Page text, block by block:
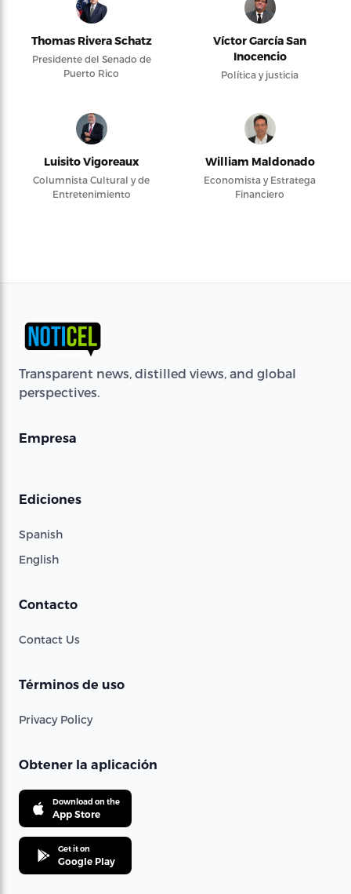
Thomas Rivera Schatz
Presidente del Senado de
Puerto Rico
Víctor García San
Inocencio
Política y justicia
Luisito Vigoreaux
Columnista Cultural y de
Entretenimiento
William Maldonado
Economista y Estratega
Financiero
Transparent news, distilled views, and global
perspectives.
Empresa
Ediciones
Spanish
English
Contacto
Contact Us
Términos de uso
Privacy Policy
Obtener la aplicación
Download on the
App Store
Get it on
Google Play